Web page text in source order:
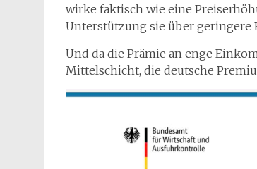
wirke faktisch wie eine
Unterstützung sie über geringere
Und da die Prämie an enge
Mittelschicht, die deutsche